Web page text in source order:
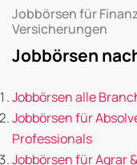
Jobbörsen für
Versicherungen
Jobbörsen
Jobbörsen alle
Jobbörsen für
Professionals
Jobbörsen für Agrar